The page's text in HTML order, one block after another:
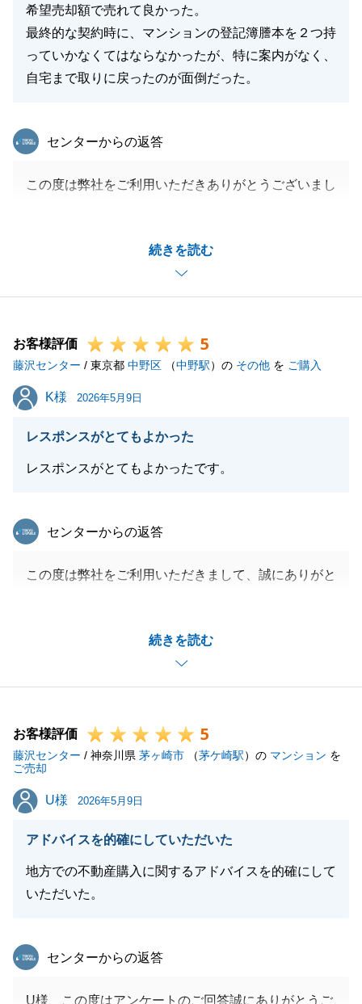
希望売却額で売れて良かった。
最終的な契約時に、マンションの登記簿謄本を２つ持
っていかなくてはならなかったが、特に案内がなく、
自宅まで取りに戻ったのが面倒だった。
続きを読む
東急リバブル
センターからの返答
この度は弊社をご利用いただきありがとうございまし
約できたことを嬉しく思います。
また、アンケートにて貴重なご意見をいただきありが
とうございます。
ません。
またお手伝いさせていただける機会がございました
ら、細心の注意を払いご案内いたします。
今後ともよろしくお願いいたします。
お客様評価 5
藤沢センター / 東京都 中野区 （中野駅）の その他 を ご購入
K様
K様 2026年5月9日
レスポンスがとてもよかった
レスポンスがとてもよかったです。
続きを読む
東急リバブル
センターからの返答
この度は弊社をご利用いただきまして、誠にありがと
にありがとうございました。
また次回、お取引の機会がありましたら是非お手伝い
させてください。
お客様評価 5
藤沢センター / 神奈川県 茅ヶ崎市 （茅ケ崎駅）の マンション を
ご売却
U様
U様 2026年5月9日
アドバイスを的確にしていただいた
地方での不動産購入に関するアドバイスを的確にして
いただいた。
東急リバブル
センターからの返答
U様、この度はアンケートのご回答誠にありがとうご